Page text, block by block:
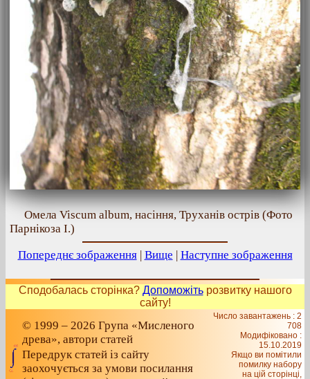
Омела Viscum album, насіння, Труханів острів (Фото
Парнікоза І.)
Попереднє зображення| Вище | Наступне зображення
Сподобалась сторінка? Допоможітьрозвитку нашого
сайту!
© 1999 – 2026 Група «Мисленого
древа», автори статей
Передрук статей із сайту
заохочується за умови посилання
Число завантажень : 2
708
Модифіковано :
15.10.2019
Якщо ви помітили
помилку набору
на цiй сторiнцi,